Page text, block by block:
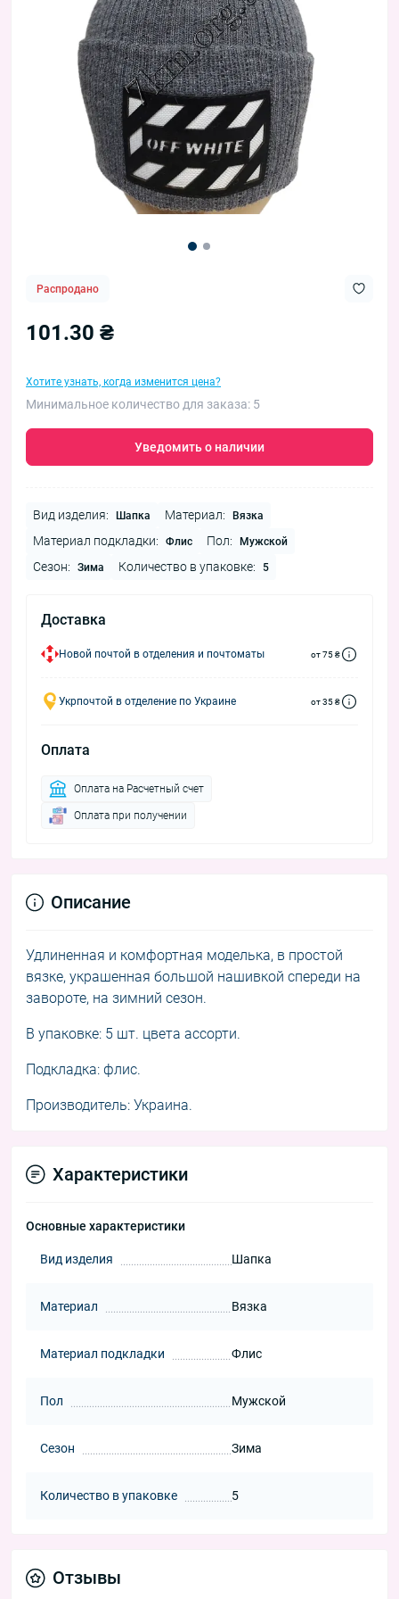
Распродано
101.30 ₴
Хотите узнать, когда изменится цена?
Минимальное количество для заказа: 5
Уведомить о наличии
Вид изделия: Шапка Материал: Вязка
Материал подкладки: Флис Пол: Мужской
Сезон: Зима Количество в упаковке: 5
Доставка
Новой почтой в отделения и почтоматы от 75 ₴
Укрпочтой в отделение по Украине от 35 ₴
Оплата
Оплата на Расчетный счет
Оплата при получении
Описание
Удлиненная и комфортная моделька, в простой
вязке, украшенная большой нашивкой спереди на
завороте, на зимний сезон.
В упаковке: 5 шт. цвета ассорти.
Подкладка: флис.
Производитель: Украина.
Характеристики
Основные характеристики
Вид изделия Шапка
Материал Вязка
Материал подкладки Флис
Пол Мужской
Сезон Зима
Количество в упаковке 5
Отзывы